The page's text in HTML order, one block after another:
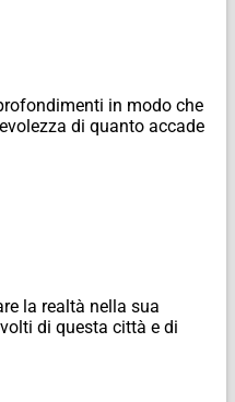
in modo che
di quanto accade
la realtà nella sua
di questa città e di